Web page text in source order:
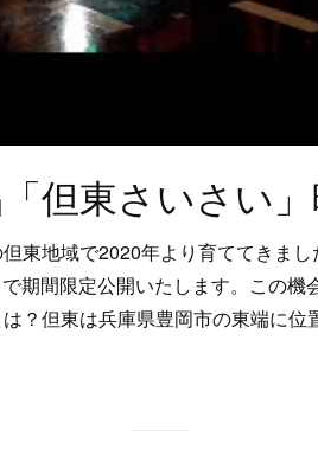
但東さいさい
東地域で2020年より育ててきま
期間限定公開いたします。この機
？但東は兵庫県豊岡市の東端に